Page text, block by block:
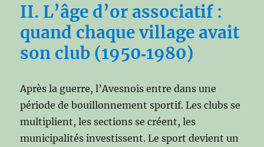
II. L’âge d’or associatif :
quand chaque village avait
son club (1950‑1980)
Après la guerre, l’Avesnois entre dans une
période de bouillonnement sportif. Les clubs se
multiplient, les sections se créent, les
municipalités investissent. Le sport devient un